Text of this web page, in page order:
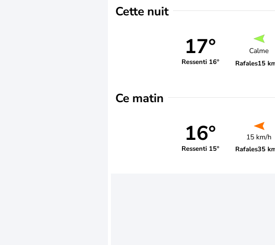
Cette nuit
17°
Ressenti 16°
Calme
Rafales15
Ce matin
16°
Ressenti 15°
15 km/h
Rafales35